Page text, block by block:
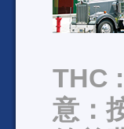
THC
意：